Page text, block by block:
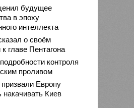
будущее
в эпоху
интеллекта
о своём
главе Пентагона
контроля
проливом
Европу
накачивать Киев